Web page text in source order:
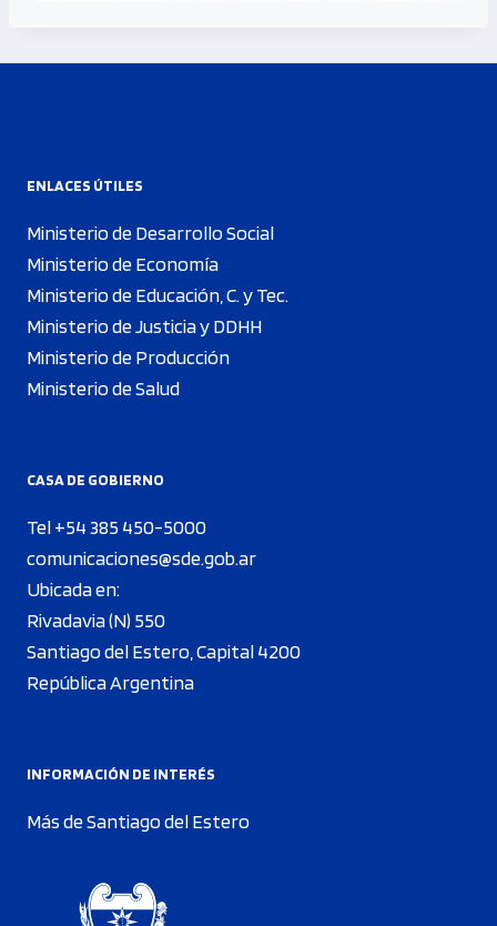
ENLACES ÚTILES
Ministerio de Desarrollo Social
Ministerio de Economía
Ministerio de Educación, C. y Tec.
Ministerio de Justicia y DDHH
Ministerio de Producción
Ministerio de Salud
CASA DE GOBIERNO
Tel +54 385 450-5000
comunicaciones@sde.gob.ar
Ubicada en:
Rivadavia (N) 550
Santiago del Estero, Capital 4200
República Argentina
INFORMACIÓN DE INTERÉS
Más de Santiago del Estero